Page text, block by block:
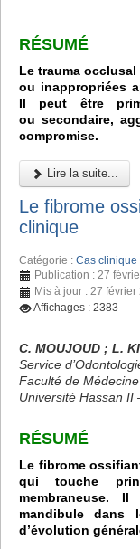
RÉSUMÉ
Le trauma
ou inappropriées
Il peut être
ou secondaire,
compromise.
Lire la suite...
Le fibrome
clinique
Catégorie : Cas clinique
Publication : 27
Mis à jour : 27 février
Affichages : 2383
C. MOUJOUD ; L.
Service
Faculté de
Université Hassan II
RÉSUMÉ
Le fibrome
qui touche
membraneuse.
mandibule dans
d’évolution